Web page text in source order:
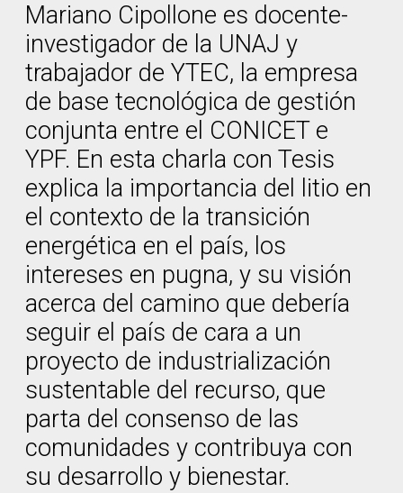
Mariano Cipollone es docente-
investigador de la UNAJ y
trabajador de YTEC, la empresa
de base tecnológica de gestión
conjunta entre el CONICET e
YPF. En esta charla con Tesis
explica la importancia del litio en
el contexto de la transición
energética en el país, los
intereses en pugna, y su visión
acerca del camino que debería
seguir el país de cara a un
proyecto de industrialización
sustentable del recurso, que
parta del consenso de las
comunidades y contribuya con
su desarrollo y bienestar.